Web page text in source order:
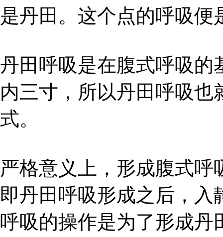
是丹田。这个点的呼吸便
丹田呼吸是在腹式呼吸的
内三寸，所以丹田呼吸
式。
严格意义上，形成腹式
即丹田呼吸形成之后，
呼吸的操作是为了形成丹